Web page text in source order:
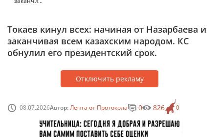
Токаев кинул всех: начиная от Назарбаева и
заканчивая всем казахским народом. КС
обнулил его президентский срок.
Отключить рекламу
08.07.2026Автор:Лента от Протокола 0
0 826